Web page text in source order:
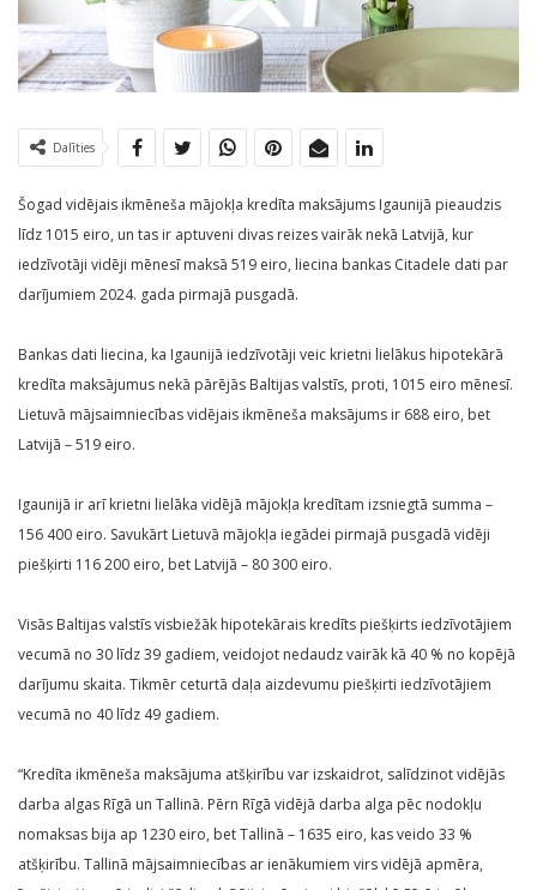
Dalīties
Šogad vidējais ikmēneša mājokļa kredīta maksājums Igaunijā pieaudzis
līdz 1015 eiro, un tas ir aptuveni divas reizes vairāk nekā Latvijā, kur
iedzīvotāji vidēji mēnesī maksā 519 eiro, liecina bankas Citadele dati par
darījumiem 2024. gada pirmajā pusgadā.
Bankas dati liecina, ka Igaunijā iedzīvotāji veic krietni lielākus hipotekārā
kredīta maksājumus nekā pārējās Baltijas valstīs, proti, 1015 eiro mēnesī.
Lietuvā mājsaimniecības vidējais ikmēneša maksājums ir 688 eiro, bet
Latvijā – 519 eiro.
Igaunijā ir arī krietni lielāka vidējā mājokļa kredītam izsniegtā summa –
156 400 eiro. Savukārt Lietuvā mājokļa iegādei pirmajā pusgadā vidēji
piešķirti 116 200 eiro, bet Latvijā – 80 300 eiro.
Visās Baltijas valstīs visbiežāk hipotekārais kredīts piešķirts iedzīvotājiem
vecumā no 30 līdz 39 gadiem, veidojot nedaudz vairāk kā 40 % no kopējā
darījumu skaita. Tikmēr ceturtā daļa aizdevumu piešķirti iedzīvotājiem
vecumā no 40 līdz 49 gadiem.
“Kredīta ikmēneša maksājuma atšķirību var izskaidrot, salīdzinot vidējās
darba algas Rīgā un Tallinā. Pērn Rīgā vidējā darba alga pēc nodokļu
nomaksas bija ap 1230 eiro, bet Tallinā – 1635 eiro, kas veido 33 %
atšķirību. Tallinā mājsaimniecības ar ienākumiem virs vidējā apmēra,